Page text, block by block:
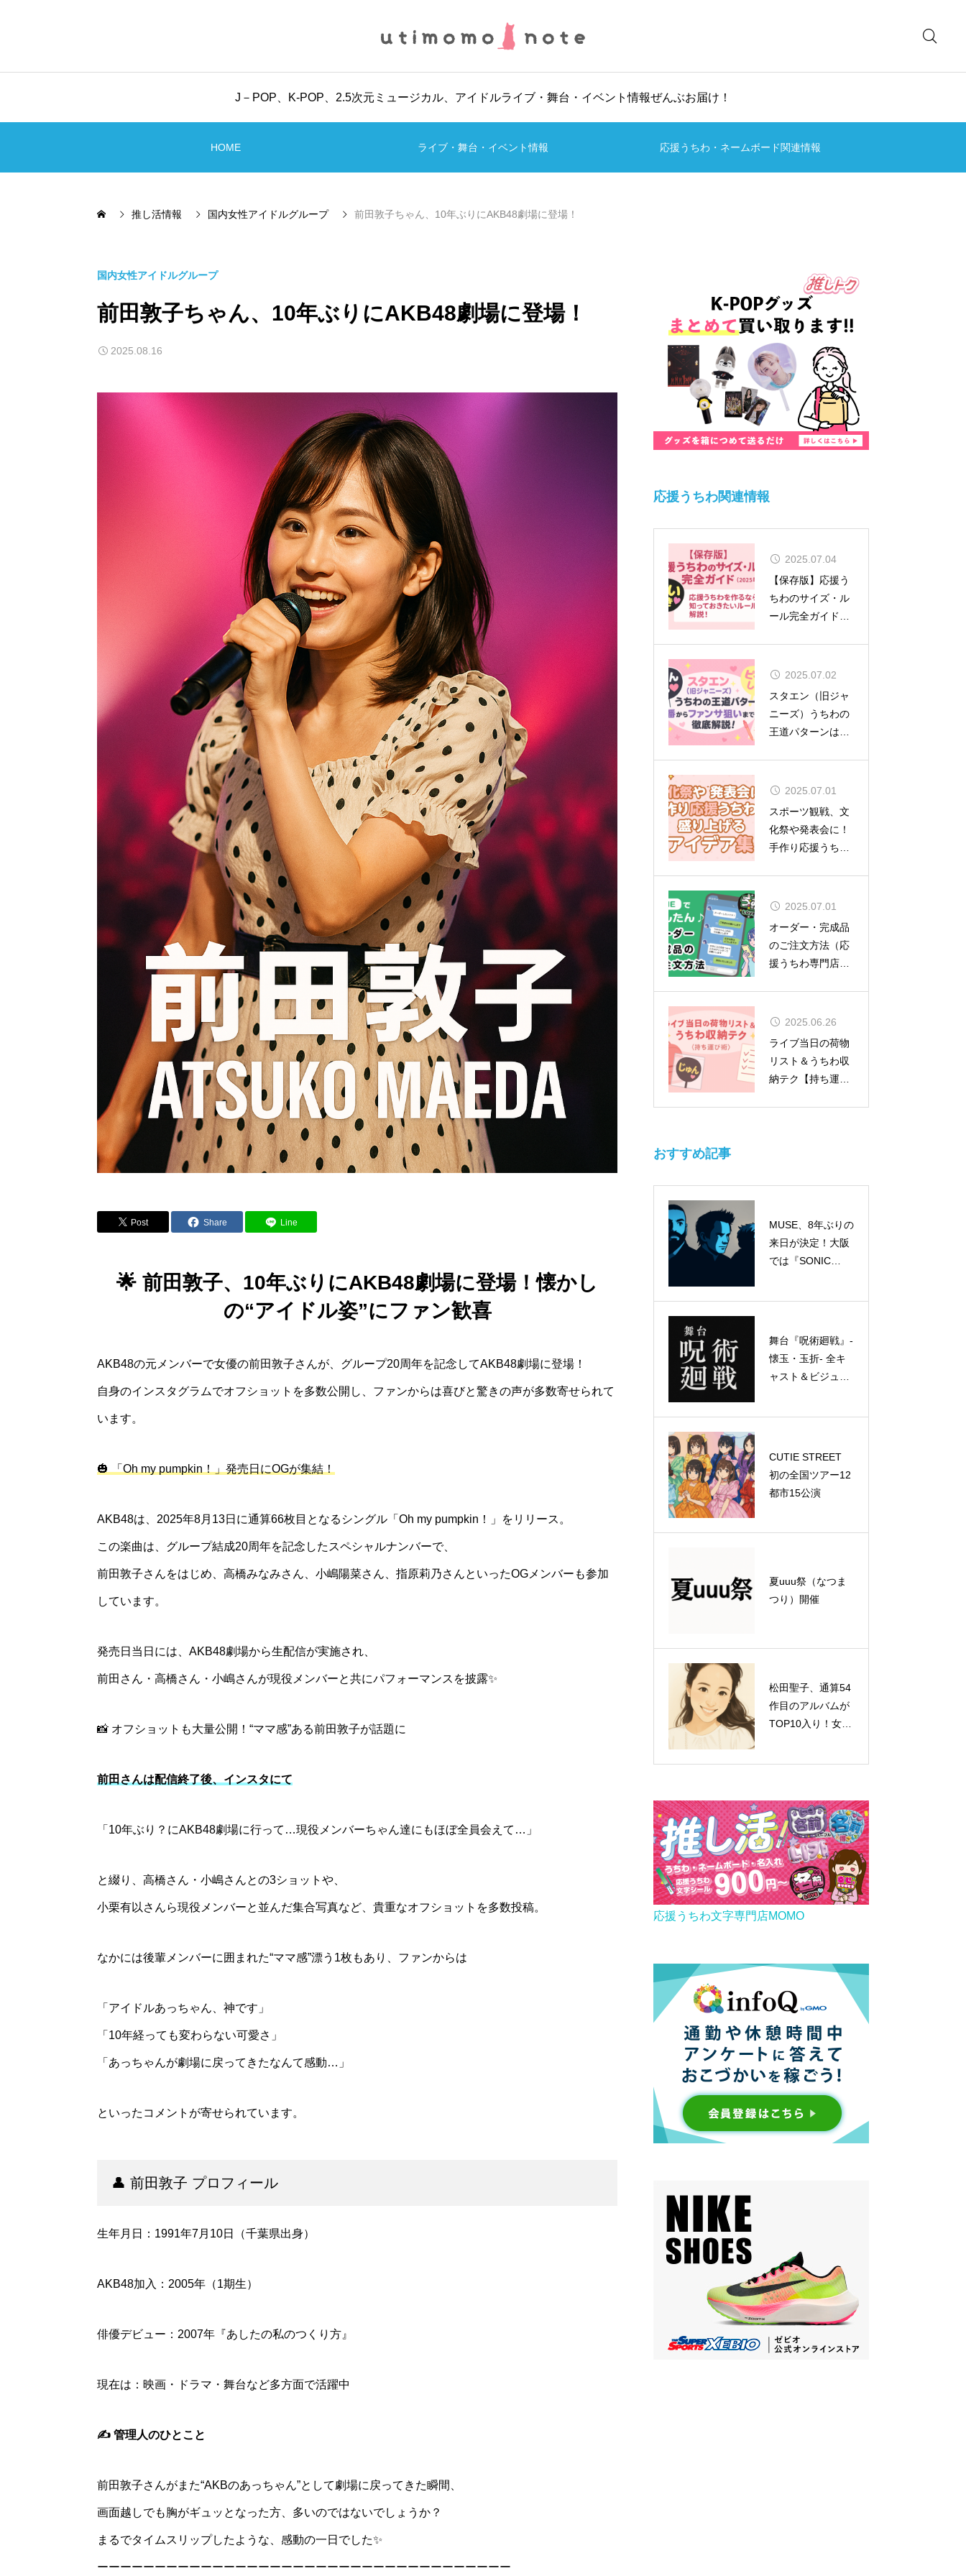
J－POP、K-POP、2.5次元ミュージカル、アイドルライブ・舞台・イベント情報ぜんぶお届け！
HOME ライブ・舞台・イベント情報 応援うちわ・ネームボード関連情報
推し活情報 国内女性アイドルグループ 前田敦子ちゃん、10年ぶりにAKB48劇場に登場！
国内女性アイドルグループ
前田敦子ちゃん、10年ぶりにAKB48劇場に登場！
2025.08.16
Post Share Line
🌟 前田敦子、10年ぶりにAKB48劇場に登場！懐かし
の“アイドル姿”にファン歓喜
AKB48の元メンバーで女優の前田敦子さんが、グループ20周年を記念してAKB48劇場に登場！
自身のインスタグラムでオフショットを多数公開し、ファンからは喜びと驚きの声が多数寄せられて
います。
🎃 「Oh my pumpkin！」発売日にOGが集結！
AKB48は、2025年8月13日に通算66枚目となるシングル「Oh my pumpkin！」をリリース。
この楽曲は、グループ結成20周年を記念したスペシャルナンバーで、
前田敦子さんをはじめ、高橋みなみさん、小嶋陽菜さん、指原莉乃さんといったOGメンバーも参加
しています。
発売日当日には、AKB48劇場から生配信が実施され、
前田さん・高橋さん・小嶋さんが現役メンバーと共にパフォーマンスを披露✨
📸 オフショットも大量公開！“ママ感”ある前田敦子が話題に
前田さんは配信終了後、インスタにて
「10年ぶり？にAKB48劇場に行って…現役メンバーちゃん達にもほぼ全員会えて…」
と綴り、高橋さん・小嶋さんとの3ショットや、
小栗有以さんら現役メンバーと並んだ集合写真など、貴重なオフショットを多数投稿。
なかには後輩メンバーに囲まれた“ママ感”漂う1枚もあり、ファンからは
「アイドルあっちゃん、神です」
「10年経っても変わらない可愛さ」
「あっちゃんが劇場に戻ってきたなんて感動…」
といったコメントが寄せられています。
👤 前田敦子 プロフィール
生年月日：1991年7月10日（千葉県出身）
AKB48加入：2005年（1期生）
俳優デビュー：2007年『あしたの私のつくり方』
現在は：映画・ドラマ・舞台など多方面で活躍中
✍️ 管理人のひとこと
前田敦子さんがまた“AKBのあっちゃん”として劇場に戻ってきた瞬間、
画面越しでも胸がギュッとなった方、多いのではないでしょうか？
まるでタイムスリップしたような、感動の一日でした✨
ーーーーーーーーーーーーーーーーーーーーーーーーーーーーーーーーーーーー
応援うちわ関連情報
2025.07.04
【保存版】応援う
ちわのサイズ・ル
ール完全ガイド
2025.07.02
スタエン（旧ジャ
ニーズ）うちわの
王道パターンは？
説！2025.07.01
スポーツ観戦、文
化祭や発表会に！
手作り応援うちわ
2025.07.01
オーダー・完成品
のご注文方法（応
援うちわ専門店
2025.06.26
ライブ当日の荷物
リスト＆うちわ収
納テク【持ち運び
おすすめ記事
MUSE、8年ぶりの
来日が決定！大阪
では『SONIC
舞台『呪術廻戦』-
懐玉・玉折- 全キ
ャスト＆ビジュア
CUTIE STREET
初の全国ツアー12
都市15公演
夏uuu祭（なつま
つり）開催
松田聖子、通算54
作目のアルバムが
TOP10入り！女性
応援うちわ文字専門店MOMO